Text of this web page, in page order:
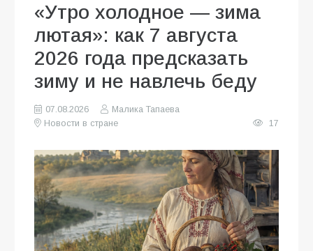
«Утро холодное — зима
лютая»: как 7 августа
2026 года предсказать
зиму и не навлечь беду
07.08.2026
Малика Тапаева
Новости в стране
17